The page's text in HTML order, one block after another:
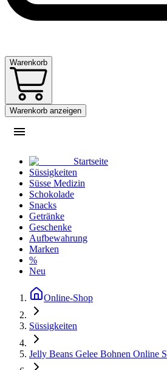
Warenkorb
Warenkorb anzeigen
Startseite
Süssigkeiten
Süsse Medizin
Schokolade
Snacks
Getränke
Geschenke
Aufbewahrung
Marken
%
Neu
Online-Shop
Süssigkeiten
Jelly Beans Gelee Bohnen Online